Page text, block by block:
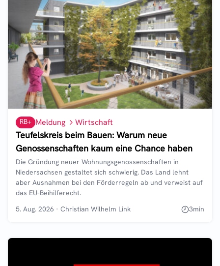
RB+ Meldung Wirtschaft
Teufelskreis beim Bauen: Warum neue
Genossenschaften kaum eine Chance haben
Die Gründung neuer Wohnungsgenossenschaften in
Niedersachsen gestaltet sich schwierig. Das Land lehnt
aber Ausnahmen bei den Förderregeln ab und verweist auf
das EU-Beihilferecht.
5. Aug. 2026 · Christian Wilhelm Link 3min